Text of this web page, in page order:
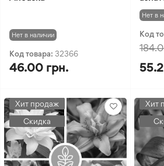
Нет в наличии
Код товара: 32366
46.00 грн.
Нет в
Код
Хит продаж
Скидка
Хит